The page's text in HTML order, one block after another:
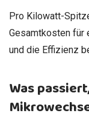
Pro Kilowatt-
Gesamtkosten für
und die Effizienz
Was